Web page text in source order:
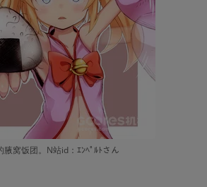
腋窝饭团。N站id：ｴﾝﾍﾟﾙﾄさん